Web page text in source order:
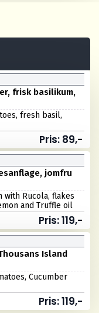
frisk basilikum,
fresh basil,
Pris: 89,-
jomfru
with Rucola, flakes
and Truffle oil
Pris: 119,-
Island
Cucumber
Pris: 119,-